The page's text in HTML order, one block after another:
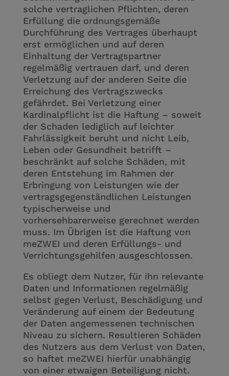
solche vertraglichen Pflichten, deren
Erfüllung die ordnungsgemäße
Durchführung des Vertrages überhaupt
erst ermöglichen und auf deren
Einhaltung der Vertragspartner
regelmäßig vertrauen darf, und deren
Verletzung auf der anderen Seite die
Erreichung des Vertragszwecks
gefährdet. Bei Verletzung einer
Kardinalpflicht ist die Haftung – soweit
der Schaden lediglich auf leichter
Fahrlässigkeit beruht und nicht Leib,
Leben oder Gesundheit betrifft –
beschränkt auf solche Schäden, mit
deren Entstehung im Rahmen der
Erbringung von Leistungen wie der
vertragsgegenständlichen Leistungen
typischerweise und
vorhersehbarerweise gerechnet werden
muss. Im Übrigen ist die Haftung von
meZWEI und deren Erfüllungs- und
Verrichtungsgehilfen ausgeschlossen.
Es obliegt dem Nutzer, für ihn relevante
Daten und Informationen regelmäßig
selbst gegen Verlust, Beschädigung und
Veränderung auf einem der Bedeutung
der Daten angemessenen technischen
Niveau zu sichern. Resultieren Schäden
des Nutzers aus dem Verlust von Daten,
so haftet meZWEI hierfür unabhängig
von einer etwaigen Beteiligung nicht.